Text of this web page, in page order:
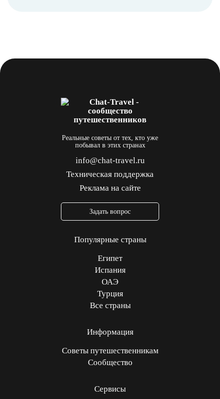
Реальные советы от тех, кто уже
побывал в этих странах
info@chat-travel.ru
Техническая поддержка
Реклама на сайте
Задать вопрос
Популярные страны
Египет
Испания
ОАЭ
Турция
Все страны
Информация
Советы путешественникам
Сообщество
Сервисы